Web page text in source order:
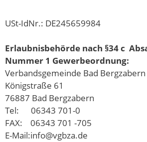
USt-IdNr.: DE245659984
Erlaubnisbehörde nach §34 c
Nummer 1 Gewerbeordnung:
Verbandsgemeinde Bad
Königstraße 61
76887 Bad Bergzabern
Tel: 06343 701-0
FAX: 06343 701 -705
E-Mail:info@vgbza.de